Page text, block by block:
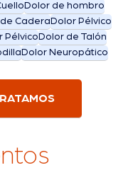
Dolor de hombro
Cadera Dolor Pélvico
Pélvico Dolor de Talón
Dolor Neuropático